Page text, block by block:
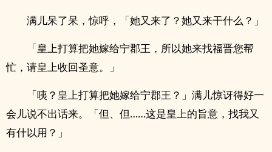
满儿呆了呆，惊呼，「她又来了？她又来干什么？」
「皇上打算把她嫁给宁郡王，所以她来找福晋您帮
忙，请皇上收回圣意。」
「咦？皇上打算把她嫁给宁郡王？」满儿惊讶得好一
会儿说不出话来。「但、但……这是皇上的旨意，找我又
有什以用？」